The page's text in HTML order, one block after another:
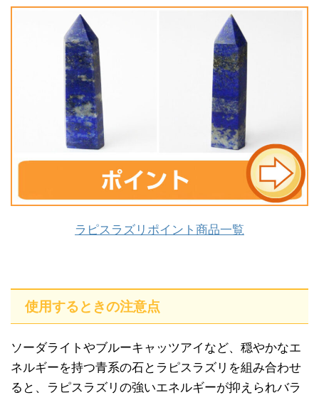
ラピスラズリポイント商品一覧
使用するときの注意点
ソーダライトやブルーキャッツアイなど、穏やかなエ
ネルギーを持つ青系の石とラピスラズリを組み合わせ
ると、ラピスラズリの強いエネルギーが抑えられバラ